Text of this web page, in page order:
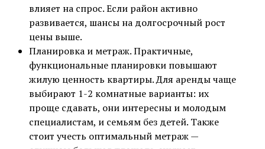
влияет на спрос. Если район активно
развивается, шансы на долгосрочный рост
цены выше.
Планировка и метраж. Практичные,
функциональные планировки повышают
жилую ценность квартиры. Для аренды чаще
выбирают 1-2 комнатные варианты: их
проще сдавать, они интересны и молодым
специалистам, и семьям без детей. Также
стоит учесть оптимальный метраж —